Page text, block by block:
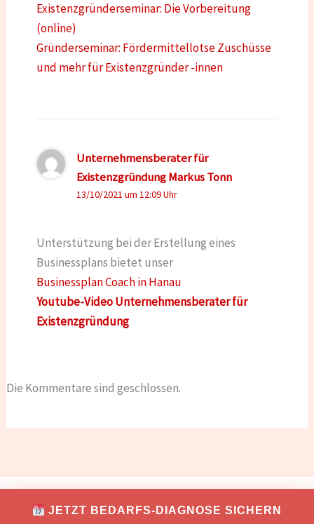
JETZT BEDARFS-DIAGNOSE SICHERN
Existenzgründerseminar: Die Vorbereitung
(online)
Gründerseminar: Fördermittellotse Zuschüsse
und mehr für Existenzgründer -innen
Unternehmensberater für
Existenzgründung Markus Tonn
13/10/2021 um 12:09 Uhr
Unterstützung bei der Erstellung eines
Businessplans bietet unser
Businessplan Coach in Hanau
Youtube-Video Unternehmensberater für
Existenzgründung
Die Kommentare sind geschlossen.
Copyright © 2026 TONNIKUM® macht Unternehmer!